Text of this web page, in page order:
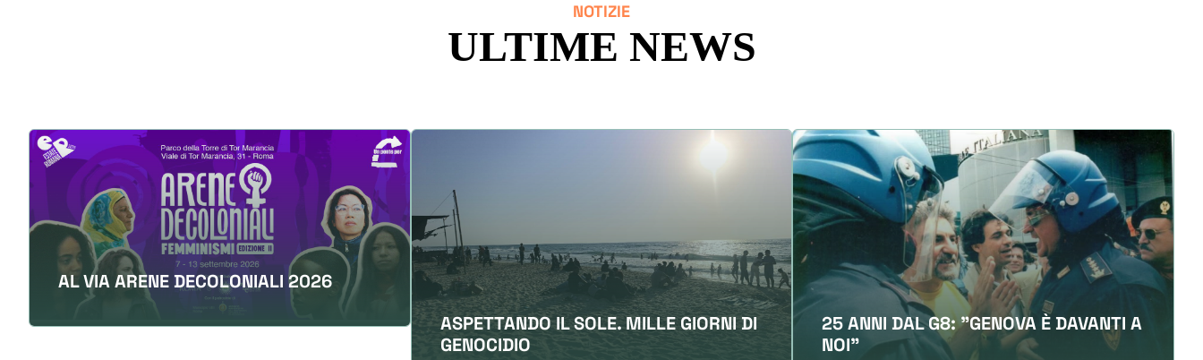
NOTIZIE
ULTIME NEWS
AL VIA ARENE DECOLONIALI 2026
ASPETTANDO IL SOLE. MILLE GIORNI DI
GENOCIDIO
25 ANNI DAL G8: "GENOVA È DAVANTI A
NOI"